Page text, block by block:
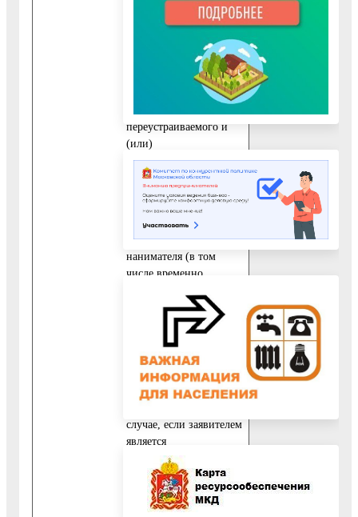
установленном
приложением 11 к
Административному
регламенту, проект
переустройства и (или)
переустраиваемого и
(или)
перепланируемого
жилого помещения.
10.3.5. Согласие в
письменной форме
всех членов семьи
нанимателя (в том
числе временно
семьи нанимателя),
занимающих
переустраиваемое и
(или) перепланируемое
жилое помещение на
основании договора
случае, если заявителем
является
уполномоченный
наймодателем на
представление
предусмотренных